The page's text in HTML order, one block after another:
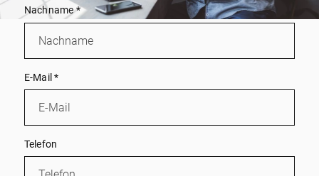
Nachname*
E-Mail*
Telefon